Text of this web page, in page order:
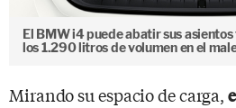
El BMW i4 puede abatir sus
los 1.290 litros de volumen en el
Mirando su espacio de carga,